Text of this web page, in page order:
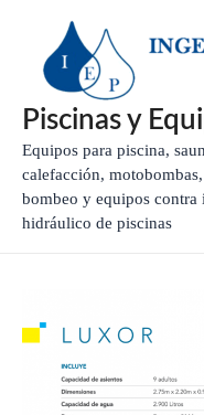
contenido
Piscinas y
Equipos para piscina,
calefacción,
bombeo y equipos contra
hidráulico de piscinas